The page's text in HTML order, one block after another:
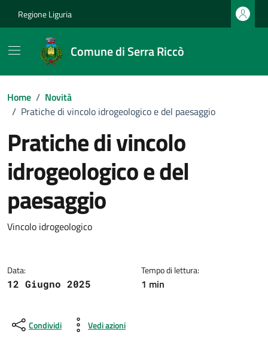
Regione Liguria
Comune di Serra Riccò
Home / Novità
/ Pratiche di vincolo idrogeologico e del paesaggio
Pratiche di vincolo
idrogeologico e del
paesaggio
Dettagli della notizia
Vincolo idrogeologico
Data:
12 Giugno 2025
Tempo di lettura:
1 min
Condividi Vedi azioni